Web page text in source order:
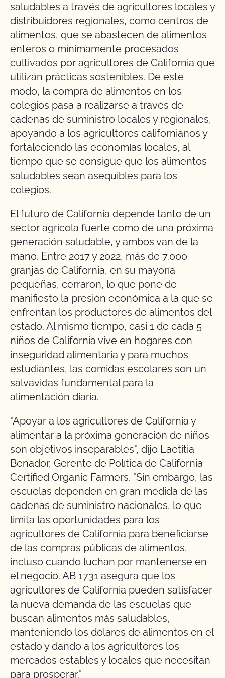
saludables a través de agricultores locales y
distribuidores regionales, como centros de
alimentos, que se abastecen de alimentos
enteros o mínimamente procesados
cultivados por agricultores de California que
utilizan prácticas sostenibles. De este
modo, la compra de alimentos en los
colegios pasa a realizarse a través de
cadenas de suministro locales y regionales,
apoyando a los agricultores californianos y
fortaleciendo las economías locales, al
tiempo que se consigue que los alimentos
saludables sean asequibles para los
colegios.
El futuro de California depende tanto de un
sector agrícola fuerte como de una próxima
generación saludable, y ambos van de la
mano. Entre 2017 y 2022, más de 7.000
granjas de California, en su mayoría
pequeñas, cerraron, lo que pone de
manifiesto la presión económica a la que se
enfrentan los productores de alimentos del
estado. Al mismo tiempo, casi 1 de cada 5
niños de California vive en hogares con
inseguridad alimentaria y para muchos
estudiantes, las comidas escolares son un
salvavidas fundamental para la
alimentación diaria.
"Apoyar a los agricultores de California y
alimentar a la próxima generación de niños
son objetivos inseparables", dijo Laetitia
Benador, Gerente de Política de California
Certified Organic Farmers. "Sin embargo, las
escuelas dependen en gran medida de las
cadenas de suministro nacionales, lo que
limita las oportunidades para los
agricultores de California para beneficiarse
de las compras públicas de alimentos,
incluso cuando luchan por mantenerse en
el negocio. AB 1731 asegura que los
agricultores de California pueden satisfacer
la nueva demanda de las escuelas que
buscan alimentos más saludables,
manteniendo los dólares de alimentos en el
estado y dando a los agricultores los
mercados estables y locales que necesitan
para prosperar."